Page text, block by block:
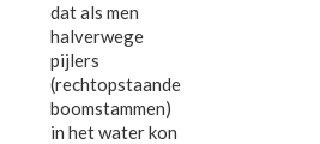
dat als men
halverwege
pijlers
(rechtopstaande
boomstammen)
in het water kon